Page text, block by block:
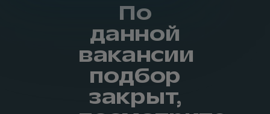
По
данной
вакансии
подбор
закрыт,